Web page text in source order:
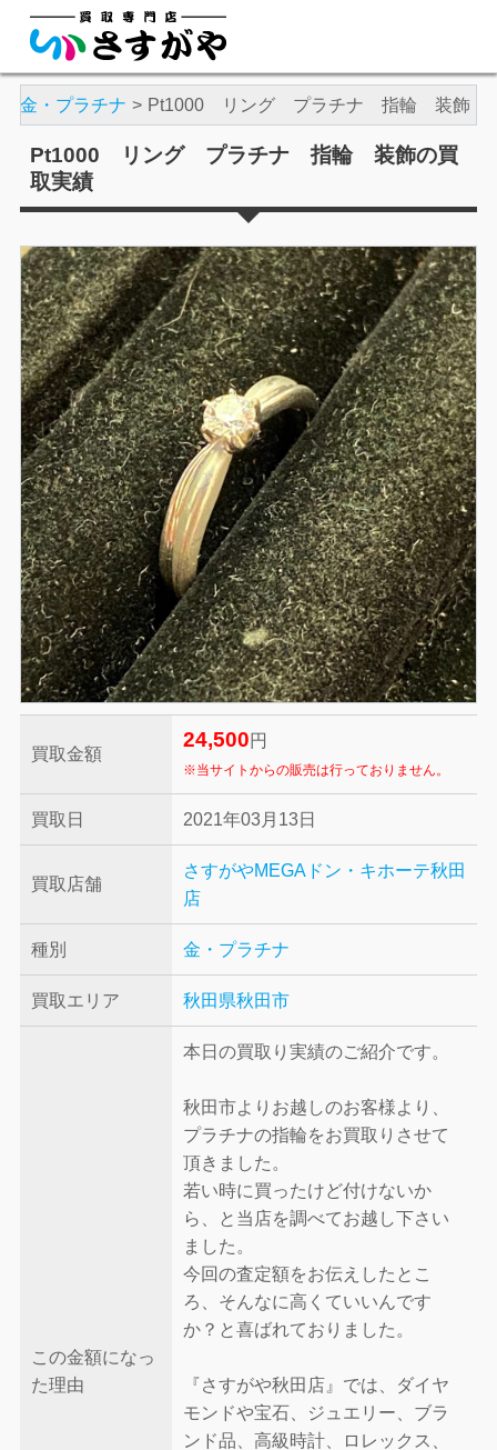
金・プラチナ Pt1000 リング プラチナ 指輪 装飾
Pt1000 リング プラチナ 指輪 装飾の買
取実績
買取金額
24,500 円
※当サイトからの販売は行っておりません。
買取日 2021年03月13日
買取店舗
さすがやMEGAドン・キホーテ秋田
店
種別 金・プラチナ
買取エリア 秋田県秋田市
この金額になっ
た理由
本日の買取り実績のご紹介です。
秋田市よりお越しのお客様より、
プラチナの指輪をお買取りさせて
頂きました。
若い時に買ったけど付けないか
ら、と当店を調べてお越し下さい
ました。
今回の査定額をお伝えしたとこ
ろ、そんなに高くていいんです
か？と喜ばれておりました。
『さすがや秋田店』では、ダイヤ
モンドや宝石、ジュエリー、ブラ
ンド品、高級時計、ロレックス、